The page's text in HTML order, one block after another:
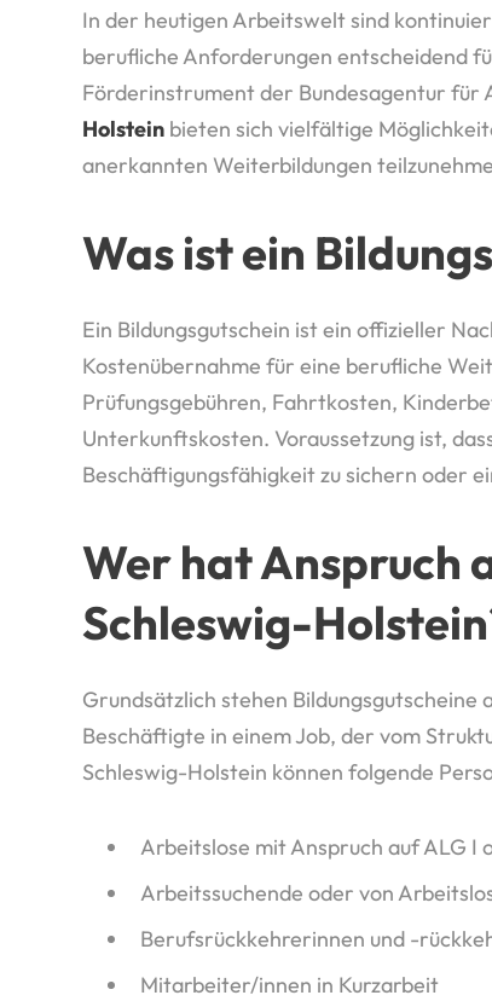
In der heutigen Arbeitswelt sind
berufliche Anforderungen entscheidend
Förderinstrument der Bundesagentur für
Holstein bieten sich vielfältige
anerkannten Weiterbildungen
Was ist ein
Ein Bildungsgutschein ist ein offizieller
Kostenübernahme für eine berufliche
Prüfungsgebühren, Fahrtkosten,
Unterkunftskosten. Voraussetzung ist,
Beschäftigungsfähigkeit zu sichern oder
Wer hat Anspruch
Schleswig-
Grundsätzlich stehen
Beschäftigte in einem Job, der vom
Schleswig-Holstein können folgende
Arbeitslose mit Anspruch auf ALG I
Arbeitssuchende oder von
Berufsrückkehrerinnen und -
Mitarbeiter/innen in Kurzarbeit